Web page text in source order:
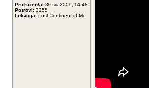
Pridružen/a: 30 svi 2009, 14:48
Postovi: 3255
Lokacija: Lost Continent of Mu